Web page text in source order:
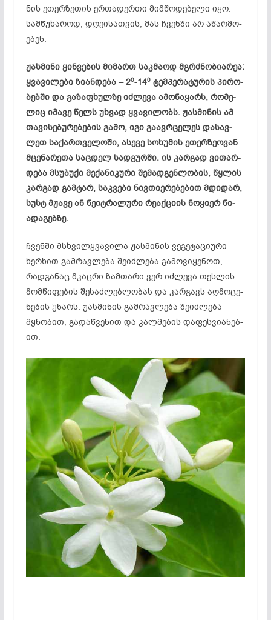
ნის ეთ­ერ­ზე­თის ერ­თა­დერ­თი მიმ­წო­დე­ბე­ლი იყო.
სამ­წუ­ხა­როდ, დღე­ის­ათ­ვის, მას ჩვენ­ში არ აწ­არ­მო­
ებ­ენ.
ჟას­მი­ნი ყინ­ვე­ბის მი­მართ საკ­მა­ოდ მგრძნო­ბი­არ­ეა:
ყვა­ვი­ლე­ბი ზი­ან­დე­ბა – 20-140ტემ­პე­რა­ტუ­რის პი­რო­
ბებ­ში და გა­ზაფ­ხულ­ზე იძ­ლე­ვა ამ­ონ­აყ­არს, რო­მე­
ლიც იმ­ა­ვე წელს უხ­ვად ყვა­ვი­ლობს. ჟას­მი­ნის ამ
თა­ვი­სე­ბუ­რე­ბე­ბის გა­მო, იგი გა­ავრ­ცე­ლეს და­სავ­
ლეთ სა­ქარ­თვე­ლო­ში, ას­ე­ვე სო­ხუ­მის ეთ­ერ­ზე­ოვ­ან
მცე­ნა­რე­თა საც­დელ სად­გურ­ში. ის კარ­გად ვი­თარ­
დე­ბა მსუ­ბუ­ქი მე­ქა­ნი­კუ­რი შე­მად­გენ­ლო­ბის, წყლის
კარ­გად გამ­ტარ, საკ­ვე­ბი ნივ­თი­ერ­ებ­ებ­ით მდი­დარ,
სუსტ მჟა­ვე ან ნე­იტ­რა­ლუ­რი რე­აქ­ცი­ის ნო­ყი­ერ ნი­
ად­აგ­ებ­ზე.
ჩვენ­ში მსხვილყვავილა ჟას­მი­ნის ვე­გე­ტაცი­უ­რი
ხერ­ხით გამ­რავ­ლე­ბა შე­იძ­ლე­ბა გა­მო­ვი­ყე­ნოთ,
რად­გა­ნაც მკაც­რი ზამ­თა­რი ვერ იძ­ლე­ვა თეს­ლის
მომ­წი­ფე­ბის შე­საძ­ლებ­ლო­ბას და კარ­გავს აღ­მო­ცე­
ნე­ბის უნ­არს. ჟას­მი­ნის გამ­რავ­ლე­ბა შე­იძ­ლე­ბა
მყნო­ბით, გა­დაწ­ვე­ნით და კალ­მე­ბის და­ფეს­ვი­ან­ებ­
ით.